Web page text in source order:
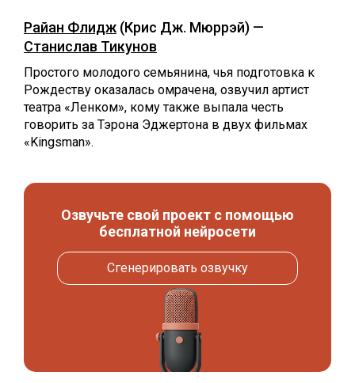
Райан Флидж (Крис Дж. Мюррэй) —
Станислав Тикунов
Простого молодого семьянина, чья подготовка к
Рождеству оказалась омрачена, озвучил артист
театра «Ленком», кому также выпала честь
говорить за Тэрона Эджертона в двух фильмах
«Kingsman».
Озвучьте свой проект с помощью
бесплатной нейросети
Сгенерировать озвучку